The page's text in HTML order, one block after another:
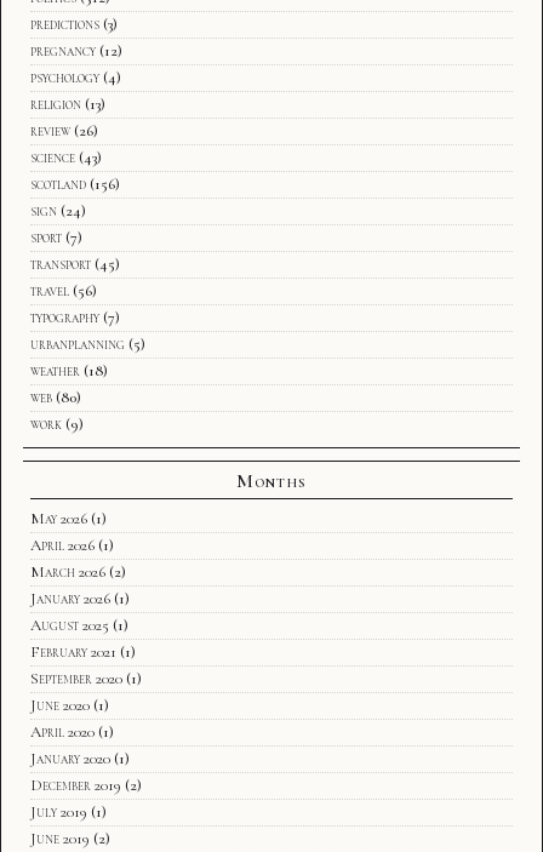
predictions (3)
pregnancy (12)
psychology (4)
religion (13)
review (26)
science (43)
scotland (156)
sign (24)
sport (7)
transport (45)
travel (56)
typography (7)
urbanplanning (5)
weather (18)
web (80)
work (9)
Months
May 2026 (1)
April 2026 (1)
March 2026 (2)
January 2026 (1)
August 2025 (1)
February 2021 (1)
September 2020 (1)
June 2020 (1)
April 2020 (1)
January 2020 (1)
December 2019 (2)
July 2019 (1)
June 2019 (2)